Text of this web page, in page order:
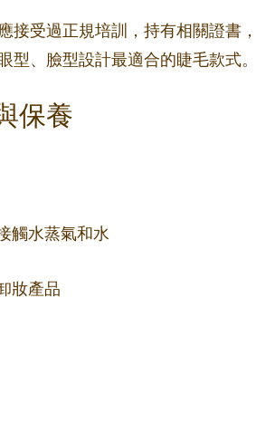
接受過正規培訓，持有相關證書，
型、臉型設計最適合的睫毛款式。
保養
觸水蒸氣和水
妝產品